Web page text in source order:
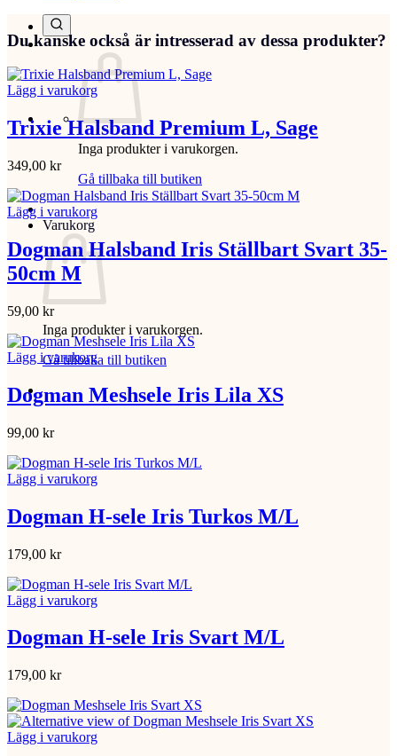
Inga produkter i varukorgen.
Gå tillbaka till butiken
Varukorg
Inga produkter i varukorgen.
Gå tillbaka till butiken
Du kanske också är intresserad av dessa produkter?
Lägg i varukorg
Trixie Halsband Premium L, Sage
349,00 kr
Lägg i varukorg
Dogman Halsband Iris Ställbart Svart 35-
50cm M
59,00 kr
Lägg i varukorg
Dogman Meshsele Iris Lila XS
99,00 kr
Lägg i varukorg
Dogman H-sele Iris Turkos M/L
179,00 kr
Lägg i varukorg
Dogman H-sele Iris Svart M/L
179,00 kr
Lägg i varukorg